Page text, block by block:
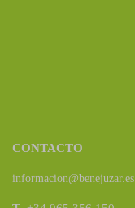
CONTACTO
informacion@benejuzar.es